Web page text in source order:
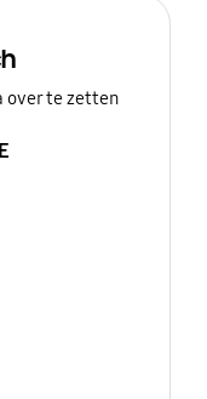
over te zetten